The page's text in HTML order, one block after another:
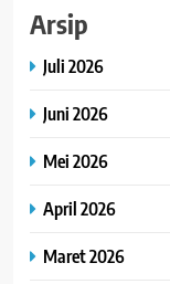
Arsip
Juli 2026
Juni 2026
Mei 2026
April 2026
Maret 2026